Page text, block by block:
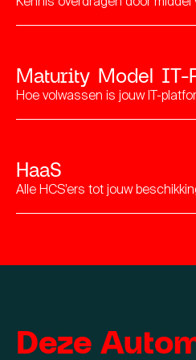
Maturity Model IT-
Hoe volwassen is jouw IT-
HaaS
Alle HCS’ers tot jouw
Deze